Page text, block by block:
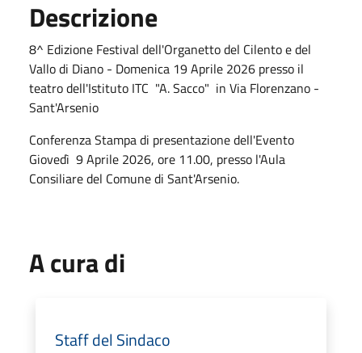
Descrizione
8^ Edizione Festival dell'Organetto del Cilento e del
Vallo di Diano - Domenica 19 Aprile 2026 presso il
teatro dell'Istituto ITC "A. Sacco" in Via Florenzano -
Sant'Arsenio
Conferenza Stampa di presentazione dell'Evento
Giovedì 9 Aprile 2026, ore 11.00, presso l'Aula
Consiliare del Comune di Sant'Arsenio.
A cura di
Staff del Sindaco